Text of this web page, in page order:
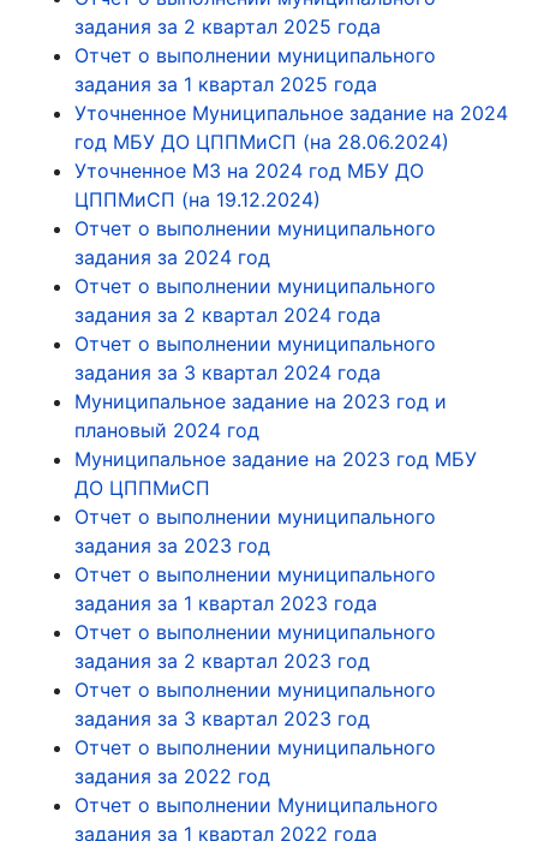
задания за 2 квартал 2025 года
Отчет о выполнении муниципального
задания за 1 квартал 2025 года
Уточненное Муниципальное задание на 2024
год МБУ ДО ЦППМиСП (на 28.06.2024)
Уточненное МЗ на 2024 год МБУ ДО
ЦППМиСП (на 19.12.2024)
Отчет о выполнении муниципального
задания за 2024 год
Отчет о выполнении муниципального
задания за 2 квартал 2024 года
Отчет о выполнении муниципального
задания за 3 квартал 2024 года
Муниципальное задание на 2023 год и
плановый 2024 год
Муниципальное задание на 2023 год МБУ
ДО ЦППМиСП
Отчет о выполнении муниципального
задания за 2023 год
Отчет о выполнении муниципального
задания за 1 квартал 2023 года
Отчет о выполнении муниципального
задания за 2 квартал 2023 год
Отчет о выполнении муниципального
задания за 3 квартал 2023 год
Отчет о выполнении муниципального
задания за 2022 год
Отчет о выполнении Муниципального
задания за 1 квартал 2022 года